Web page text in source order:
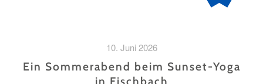
10. Juni 2026
Ein Sommerabend beim Sunset-Yoga
in Fischbach